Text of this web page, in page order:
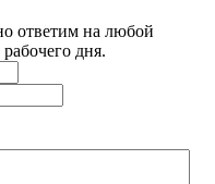
ответим на любой
дня.